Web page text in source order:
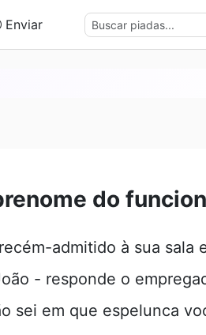
Enviar
do
admitido à sua sala
- responde o
sei em que espelunca